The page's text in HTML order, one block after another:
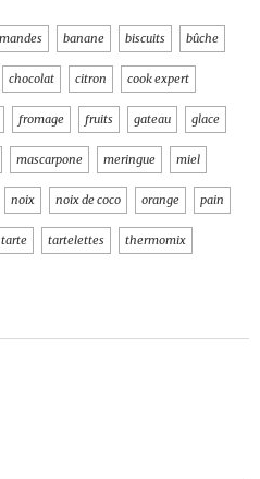
banane biscuits bûche
chocolat citron cook expert
fromage fruits gateau glace
mascarpone meringue miel
noix noix de coco orange pain
tarte tartelettes thermomix